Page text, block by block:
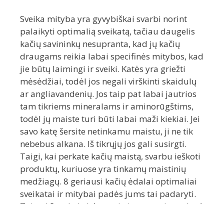
Sveika mityba yra gyvybiškai svarbi norint
palaikyti optimalią sveikatą, tačiau daugelis
kačių savininkų nesupranta, kad jų kačių
draugams reikia labai specifinės mitybos, kad
jie būtų laimingi ir sveiki. Katės yra griežti
mėsėdžiai, todėl jos negali virškinti skaidulų
ar angliavandenių. Jos taip pat labai jautrios
tam tikriems mineralams ir aminorūgštims,
todėl jų maiste turi būti labai maži kiekiai. Jei
savo katę šersite netinkamu maistu, ji ne tik
nebebus alkana. Iš tikrųjų jos gali susirgti.
Taigi, kai perkate kačių maistą, svarbu ieškoti
produktų, kuriuose yra tinkamų maistinių
medžiagų. 8 geriausi kačių ėdalai optimaliai
sveikatai ir mitybai padės jums tai padaryti.